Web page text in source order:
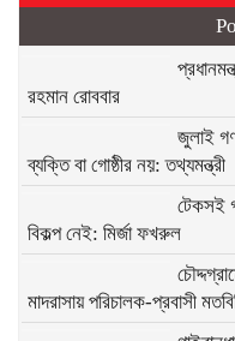
রহমান রোববার
জুলাই
ব্যক্তি বা গোষ্ঠীর নয়: তথ্যমন্ত্রী
টেকসই
বিকল্প নেই: মির্জা ফখরুল
মাদরাসায় পরিচালক-প্রবাসী